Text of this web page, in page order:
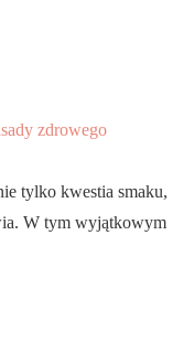
zdrowego
tylko kwestia smaku,
W tym wyjątkowym